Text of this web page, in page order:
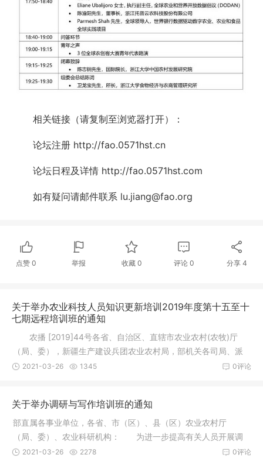
相关链接（请复制至浏览器打开）：
论坛注册 http://fao.0571hst.cn
论坛日程及详情 http://fao.0571hst.com
如有疑问请邮件联系 lu.jiang@fao.org
点赞0 举报 收藏 0 评论0 分享 4
关于举办农业科技人员知识更新培训2019年度第十五至十
七期远程培训班的通知
农播 [2019]44号各省、自治区、直辖市农业农村(农牧)厅
（局、委），新疆生产建设兵团农业农村局，部机关各司局、派
出机构、
0评论
2021-03-26 1345
关于举办调研与写作培训班的通知
部直属各事业单位，各省、市（区）、县（区）农业农村厅
（局、委）、农业科研机构： 为进一步提高有关人员开展调
查研究和撰写
0评论
2021-03-26 2278